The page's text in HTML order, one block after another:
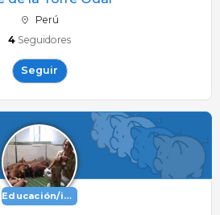
Perú
4 Seguidores
Seguir
Educación/investigación